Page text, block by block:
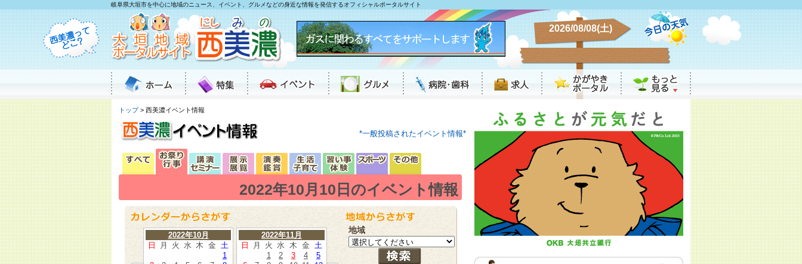
岐阜県大垣市を中心に地域のニュース、イベント、グルメなどの身近な情報を発信するオフィシャルポータルサイト
2026/08/08(土)
トップ> 西美濃イベント情報
*一般投稿されたイベント情報*
2022年10月10日のイベント情報
2022年10月
日
月 火 水 木 金 土
1
2022年11月
日
月 火 水 木 金 土
1
2 3 4
5
地域